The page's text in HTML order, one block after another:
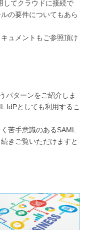
てクラウドに接続で
の要件についてもあら
ュメントもご参照頂け
パターンをご紹介しま
IdPとしても利用するこ
苦手意識のあるSAML
きご覧いただけますと